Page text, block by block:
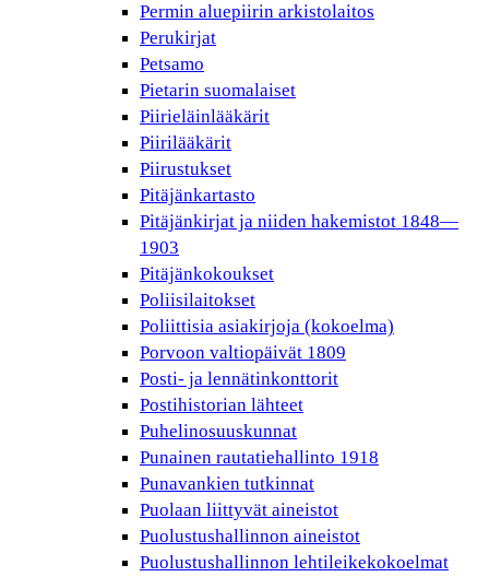
Permin aluepiirin arkistolaitos
Perukirjat
Petsamo
Pietarin suomalaiset
Piirieläinlääkärit
Piirilääkärit
Piirustukset
Pitäjänkartasto
Pitäjänkirjat ja niiden hakemistot 1848—
1903
Pitäjänkokoukset
Poliisilaitokset
Poliittisia asiakirjoja (kokoelma)
Porvoon valtiopäivät 1809
Posti- ja lennätinkonttorit
Postihistorian lähteet
Puhelinosuuskunnat
Punainen rautatiehallinto 1918
Punavankien tutkinnat
Puolaan liittyvät aineistot
Puolustushallinnon aineistot
Puolustushallinnon lehtileikekokoelmat